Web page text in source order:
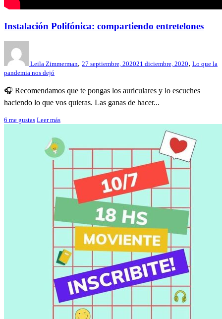
Instalación Polifónica: compartiendo entretelones
Leila Zimmerman, 27 septiembre, 202021 diciembre, 2020, Lo que la
pandemia nos dejó
🎧 Recomendamos que te pongas los auriculares y lo escuches
haciendo lo que vos quieras. Las ganas de hacer...
6 me gustas Leer más